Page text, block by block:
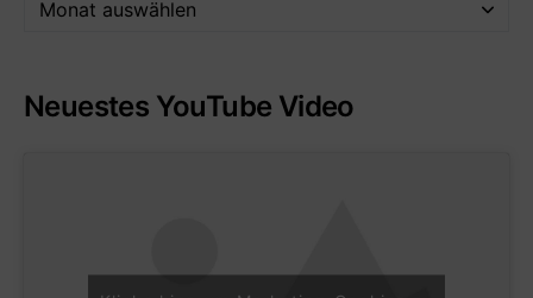
Neuestes YouTube Video